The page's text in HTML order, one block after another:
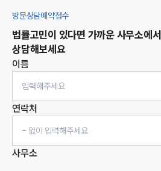
방문상담예약접수
법률고민이 있다면 가까운 사무소에서
상담해보세요
이름
연락처
사무소